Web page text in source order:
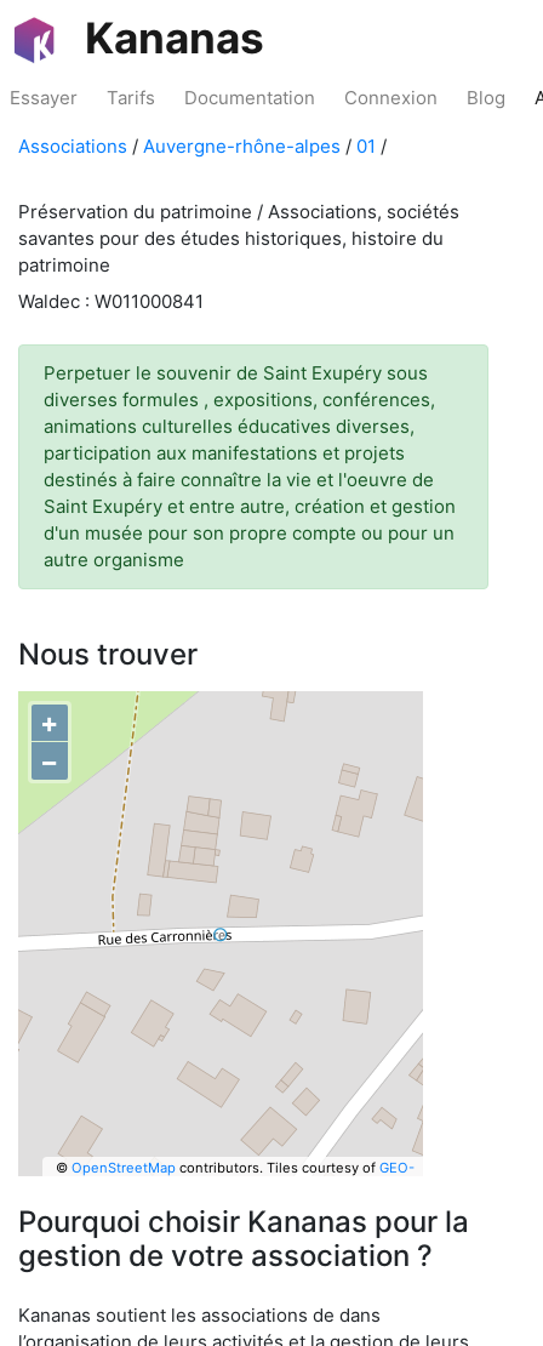
Kananas
Essayer Tarifs Documentation Connexion Blog
Associations / Auvergne-rhône-alpes / 01 /
Préservation du patrimoine / Associations, sociétés
savantes pour des études historiques, histoire du
patrimoine
Waldec : W011000841
Perpetuer le souvenir de Saint Exupéry sous
diverses formules , expositions, conférences,
animations culturelles éducatives diverses,
participation aux manifestations et projets
destinés à faire connaître la vie et l'oeuvre de
Saint Exupéry et entre autre, création et gestion
d'un musée pour son propre compte ou pour un
autre organisme
Nous trouver
+
−
© OpenStreetMapcontributors. Tiles courtesy of GEO-
Pourquoi choisir Kananas pour la
gestion de votre association ?
Kananas soutient les associations de dans